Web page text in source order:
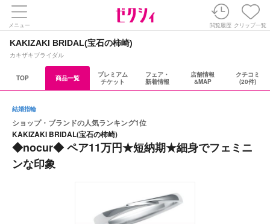
メニュー 閲覧履歴 クリップ一覧
KAKIZAKI BRIDAL(宝石の柿崎)
カキザキブライダル
TOP 商品一覧
プレミアム
チケット
フェア・
新着情報
店舗情報
&MAP
クチコミ
(20件)
結婚指輪
ショップ・ブランドの人気ランキング1位
KAKIZAKI BRIDAL(宝石の柿崎)
◆nocur◆ ペア11万円★短納期★細身でフェミニ
ンな印象